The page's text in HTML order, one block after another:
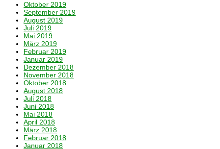
Oktober 2019
September 2019
August 2019
Juli 2019
Mai 2019
März 2019
Februar 2019
Januar 2019
Dezember 2018
November 2018
Oktober 2018
August 2018
Juli 2018
Juni 2018
Mai 2018
April 2018
März 2018
Februar 2018
Januar 2018